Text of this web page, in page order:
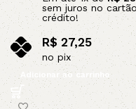
sem juros no
crédito!
R$27,25
no pix
Adicionar ao carrinho